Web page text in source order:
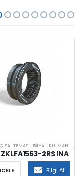
2RS INA
Bilgi Al